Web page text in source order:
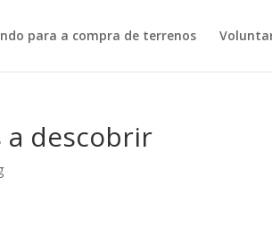
para a compra de terrenos
a descobrir